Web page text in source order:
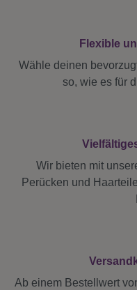
Flexible
Wähle deinen
so, wie es für
Wir bieten mit
Perücken und
Ab einem Bestellwert